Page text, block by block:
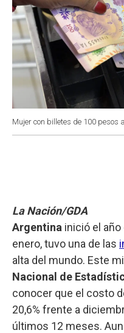
Mujer con billetes de 100 pesos
La Nación/GDA
Argentina inició el
enero, tuvo una de las
alta del mundo. Este
Nacional de
conocer que el costo
20,6% frente a
últimos 12 meses.